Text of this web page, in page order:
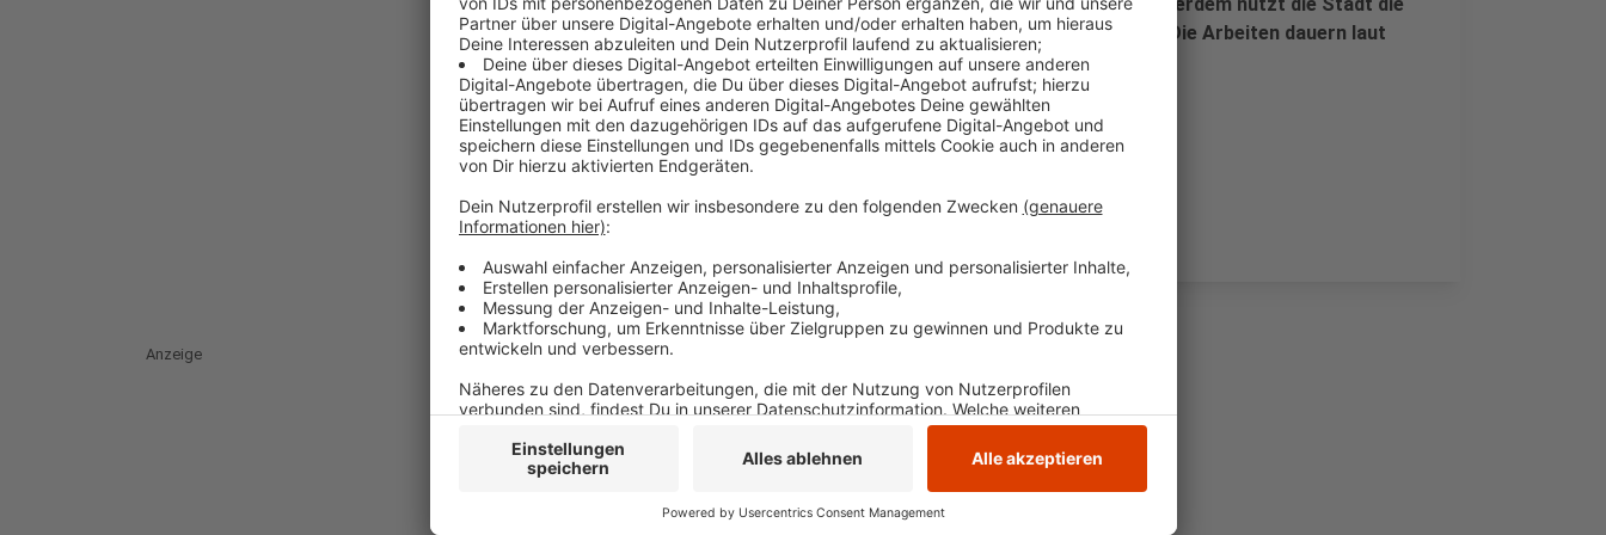
Zeit, um die Halle zu einem Multifunktionsraum umzubauen. Die Arbeiten dauern laut
Stadt Witten voraussichtlich bis zum Sommer.
Veröffentlicht:Montag, 17.02.2025 08:10
Anzeige
Anzeige